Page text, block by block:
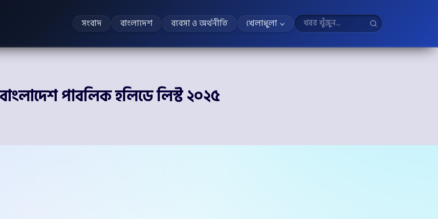
সংবাদ বাংলাদেশ ব্যবসা ও অর্থনীতি খেলাধুলা
পাবলিক হলিডে লিস্ট ২০২৫